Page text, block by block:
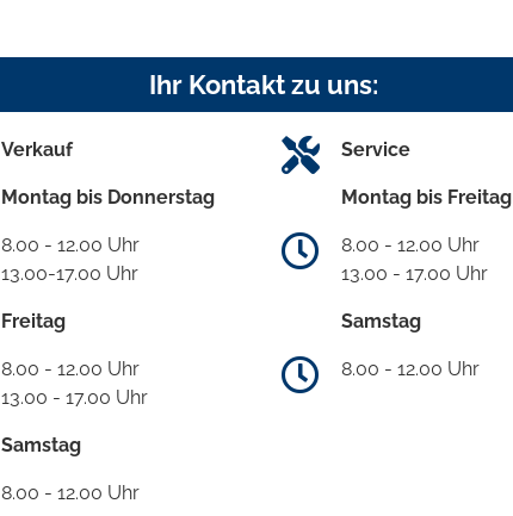
Ihr Kontakt zu uns:
Verkauf
Montag bis Donnerstag
8.00 - 12.00 Uhr
13.00-17.00 Uhr
Freitag
8.00 - 12.00 Uhr
13.00 - 17.00 Uhr
Samstag
8.00 - 12.00 Uhr
Service
Montag bis Freitag
8.00 - 12.00 Uhr
13.00 - 17.00 Uhr
Samstag
8.00 - 12.00 Uhr